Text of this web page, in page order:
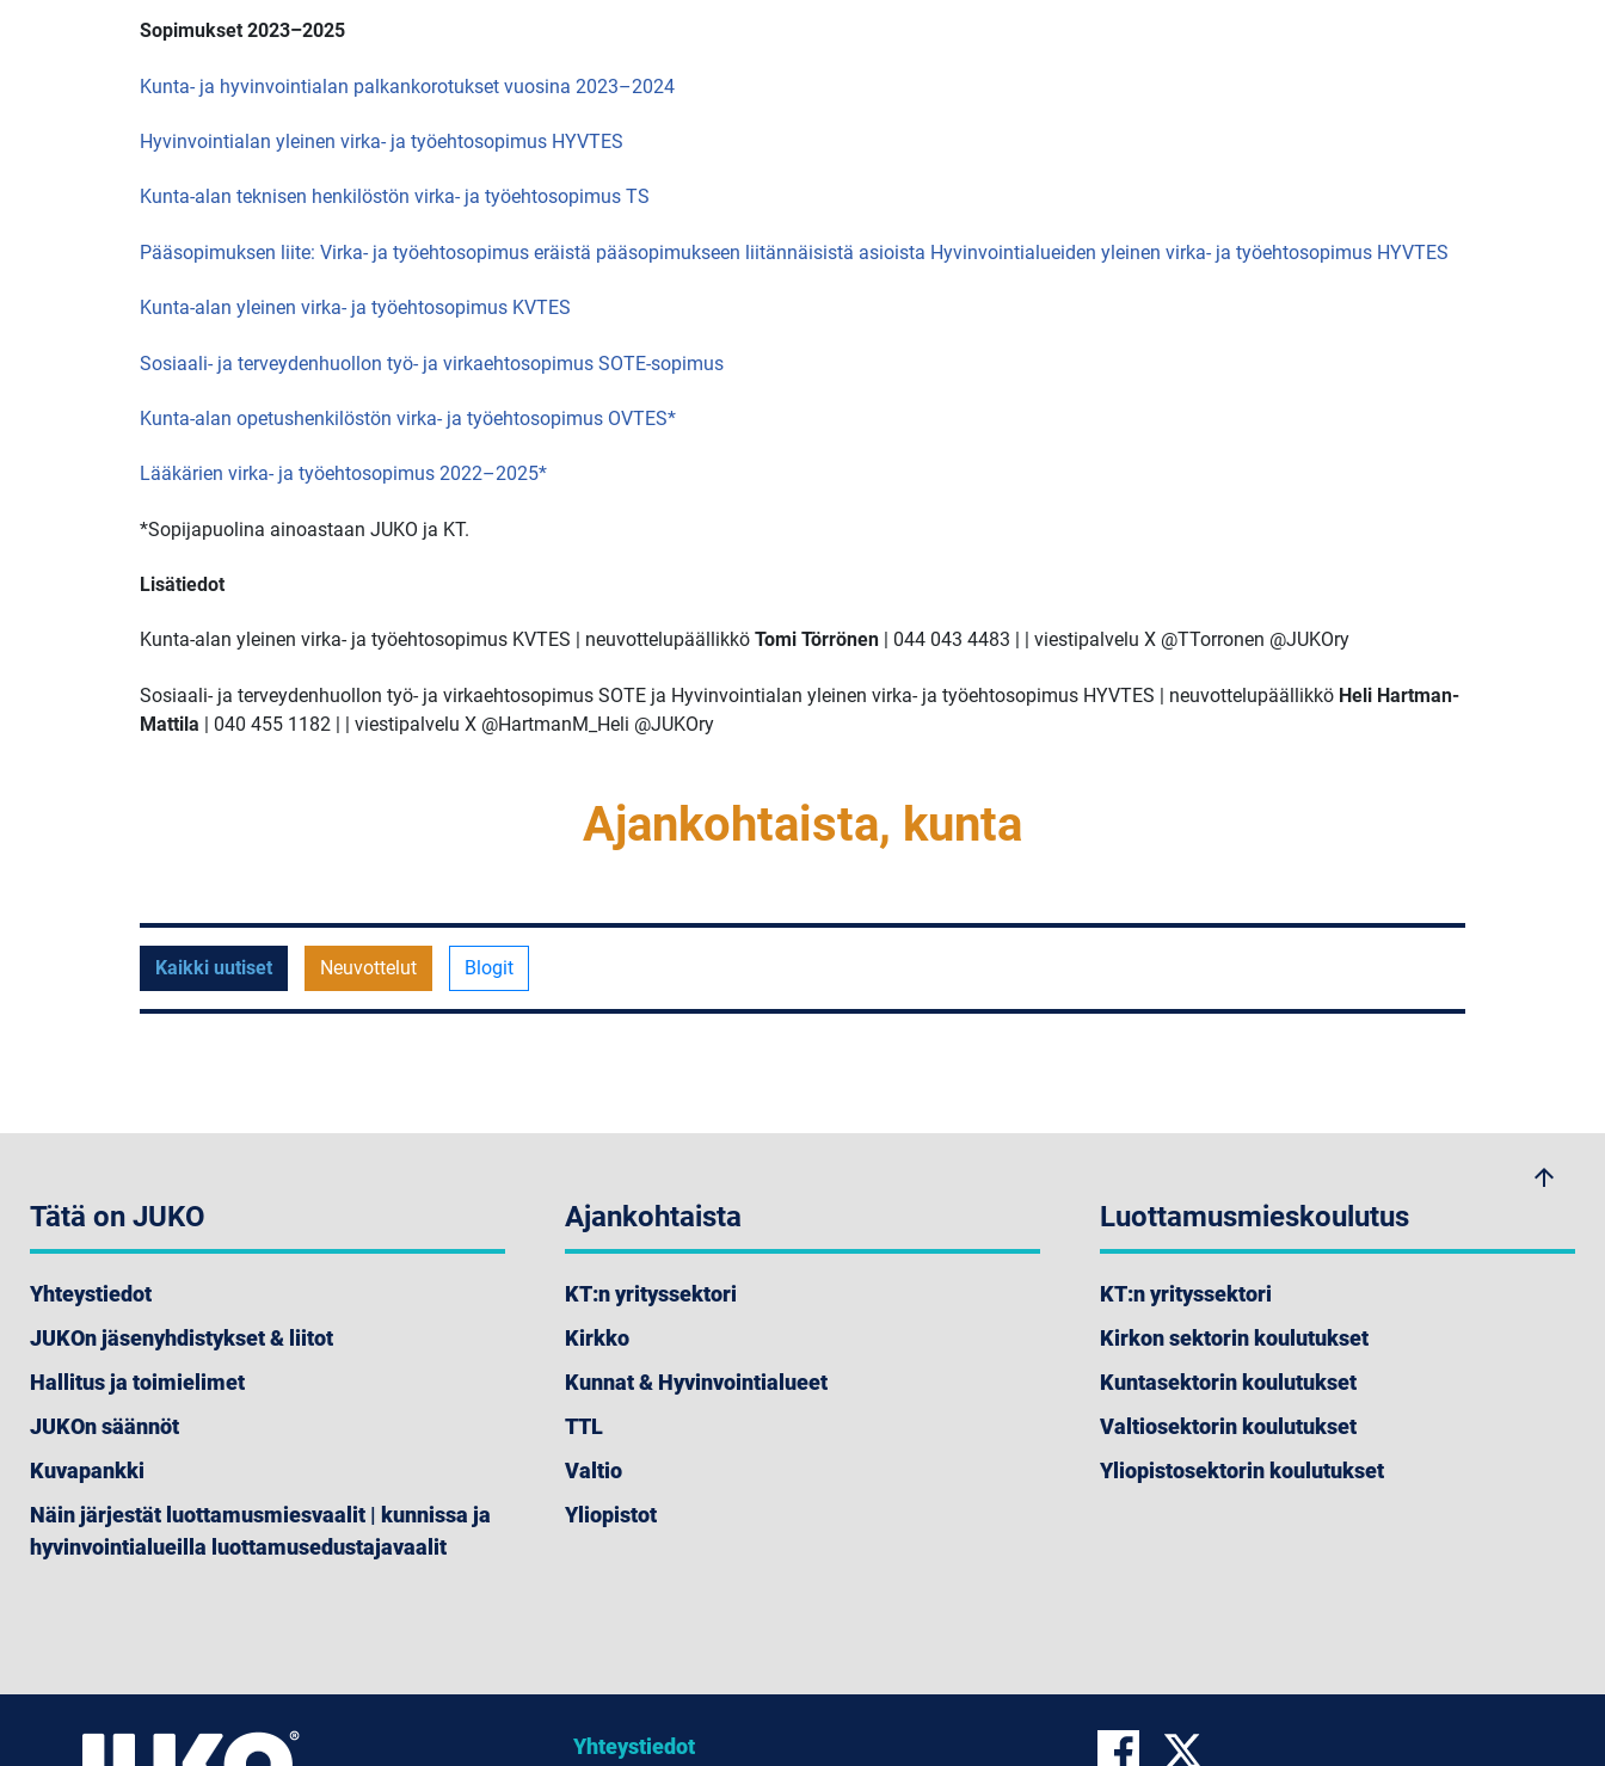
Sopimukset 2023–2025
Kunta- ja hyvinvointialan palkankorotukset vuosina 2023–2024
Hyvinvointialan yleinen virka- ja työehtosopimus HYVTES
Kunta-alan teknisen henkilöstön virka- ja työehtosopimus TS
Pääsopimuksen liite: Virka- ja työehtosopimus eräistä pääsopimukseen liitännäisistä asioista Hyvinvointialueiden yleinen virka- ja työehtosopimus HYVTES
Kunta-alan yleinen virka- ja työehtosopimus KVTES
Sosiaali- ja terveydenhuollon työ- ja virkaehtosopimus SOTE-sopimus
Kunta-alan opetushenkilöstön virka- ja työehtosopimus OVTES*
Lääkärien virka- ja työehtosopimus 2022–2025*
*Sopijapuolina ainoastaan JUKO ja KT.
Lisätiedot
Kunta-alan yleinen virka- ja työehtosopimus KVTES | neuvottelupäällikkö Tomi Törrönen | 044 043 4483 | | viestipalvelu X @TTorronen @JUKOry
Sosiaali- ja terveydenhuollon työ- ja virkaehtosopimus SOTE ja Hyvinvointialan yleinen virka- ja työehtosopimus HYVTES | neuvottelupäällikkö Heli Hartman-
Mattila | 040 455 1182 | | viestipalvelu X @HartmanM_Heli @JUKOry
Ajankohtaista, kunta
Kaikki uutiset Neuvottelut Blogit
arrow_upwards
Tätä on JUKO
Yhteystiedot
JUKOn jäsenyhdistykset & liitot
Hallitus ja toimielimet
JUKOn säännöt
Kuvapankki
Näin järjestät luottamusmiesvaalit | kunnissa ja
hyvinvointialueilla luottamusedustajavaalit
Ajankohtaista
KT:n yrityssektori
Kirkko
Kunnat & Hyvinvointialueet
TTL
Valtio
Yliopistot
Luottamusmieskoulutus
KT:n yrityssektori
Kirkon sektorin koulutukset
Kuntasektorin koulutukset
Valtiosektorin koulutukset
Yliopistosektorin koulutukset
Yhteystiedot